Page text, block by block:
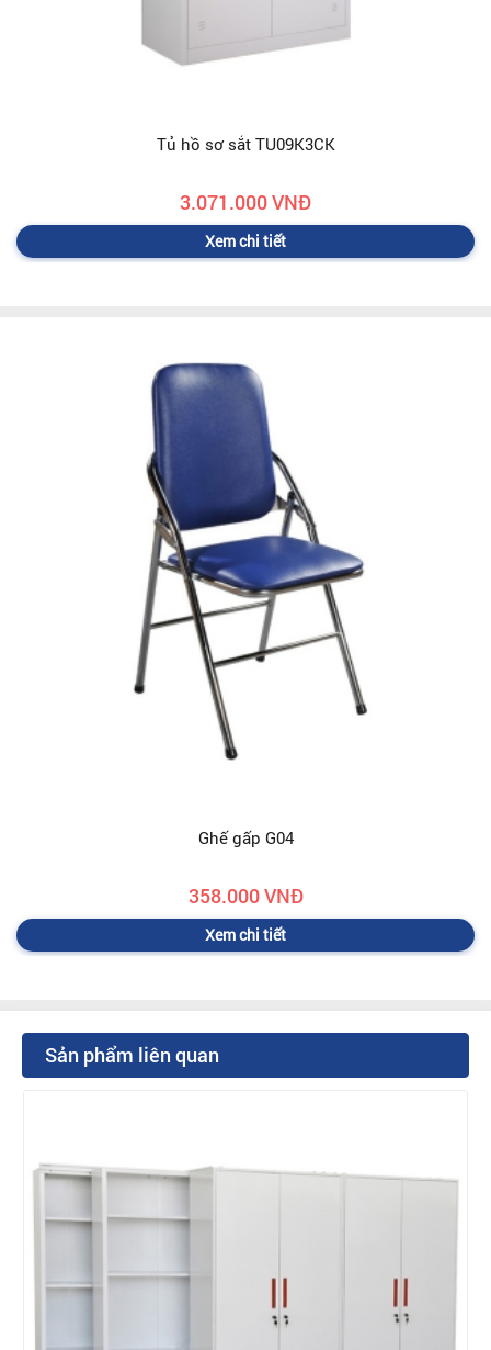
Tủ hồ sơ sắt TU09K3CK
3.071.000 VNĐ
Xem chi tiết
Ghế gấp G04
358.000 VNĐ
Xem chi tiết
Sản phẩm liên quan